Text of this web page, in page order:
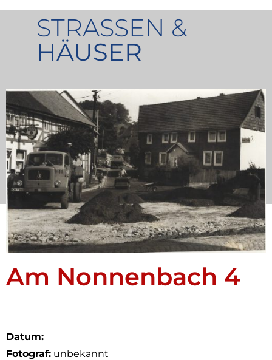
STRASSEN &
HÄUSER
Am Nonnenbach 4
Datum:
Fotograf: unbekannt